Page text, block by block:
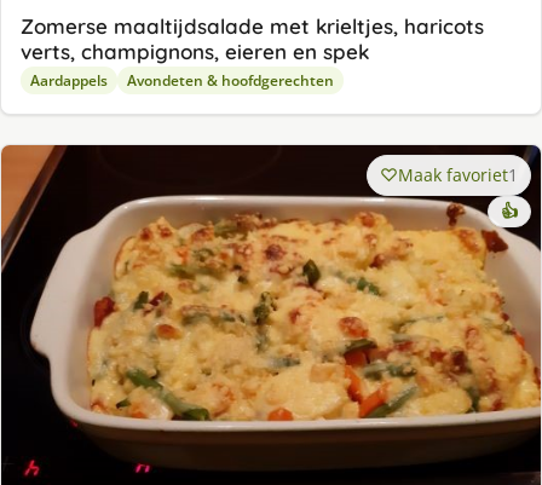
Zomerse maaltijdsalade met krieltjes, haricots
verts, champignons, eieren en spek
Aardappels Avondeten & hoofdgerechten
Maak favoriet1
👍